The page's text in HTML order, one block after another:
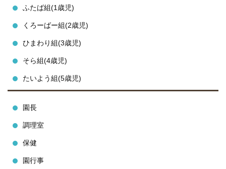
ふたば組(1歳児)
くろーばー組(2歳児)
ひまわり組(3歳児)
そら組(4歳児)
たいよう組(5歳児)
園長
調理室
保健
園行事